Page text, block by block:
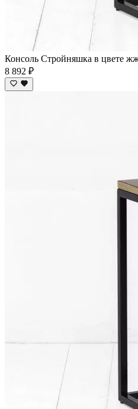
Консоль Стройняшка в цвете
8 892 ₽